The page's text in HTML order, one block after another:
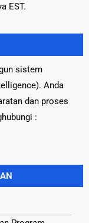
EST.
sistem
Anda
dan proses
: